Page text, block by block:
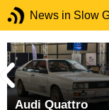
News in Slow
Audi Quattro